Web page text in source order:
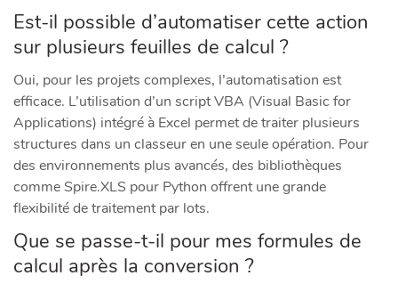
Est-il possible d’automatiser cette action
sur plusieurs feuilles de calcul ?
Oui, pour les projets complexes, l’automatisation est
efficace. L’utilisation d’un script VBA (Visual Basic for
Applications) intégré à Excel permet de traiter plusieurs
structures dans un classeur en une seule opération. Pour
des environnements plus avancés, des bibliothèques
comme Spire.XLS pour Python offrent une grande
flexibilité de traitement par lots.
Que se passe-t-il pour mes formules de
calcul après la conversion ?